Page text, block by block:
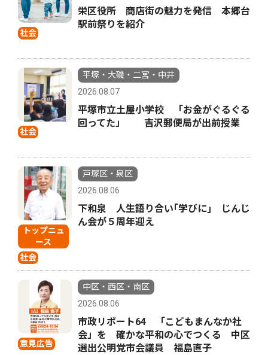
社会
栄区役所 商店街の魅力を発信 本郷台
駅前祭りを紹介
社会
平塚・大磯・二宮・中井
2026.08.07
平塚市立土屋小学校 「お金がぐるぐる
回ってた」 吉沢郵便局が出前授業
トップニュ
ース
社会
戸塚区・泉区
2026.08.06
下和泉 人生語り合い｢学びに｣ じんじ
ん会が５周年迎え
意見広告
中区・西区・南区
2026.08.06
市政リポート64 「こどもまんなか社
会」を 確かな平和の心でつくる 中区
選出公明党市会議員 福島直子